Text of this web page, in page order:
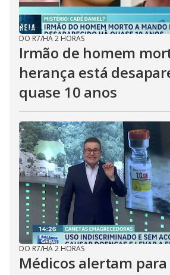
DO R7/HÁ 2 HORAS
Irmão de homem
herança está
quase 10 anos
DO R7/HÁ 2 HORAS
Médicos alertam para